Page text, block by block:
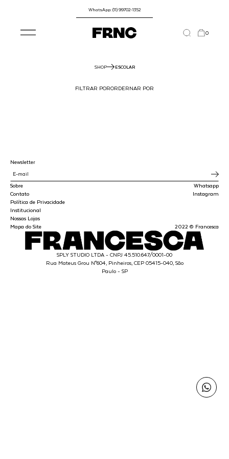
WhatsApp: (11) 99702-1352
0
SHOP ESCOLAR
FILTRAR PORORDERNAR POR
Sobre
Contato
Política de Privacidade
Institucional
Nossas Lojas
Mapa do Site
Whatsapp
Instagram
2022 © Francesca
Newsletter
SPLY STUDIO LTDA - CNPJ 45.510.647/0001-00
Rua Mateus Grou N°604, Pinheiros, CEP 05415-040, São
Paulo - SP